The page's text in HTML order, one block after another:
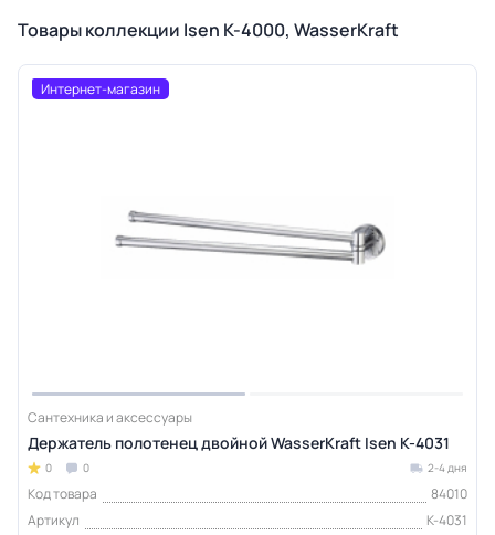
Товары коллекции Isen K-4000, WasserKraft
Интернет-магазин
Сантехника и аксессуары
Держатель полотенец двойной WasserKraft Isen K-4031
0 0 2-4 дня
Код товара
84010
Артикул
K-4031